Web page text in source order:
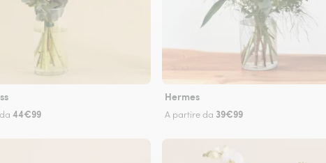
44€99
Hermes
A partire da 39€99